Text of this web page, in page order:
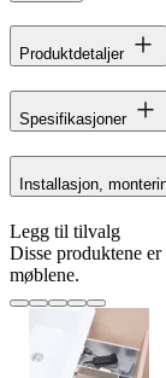
Produktdetaljer
Spesifikasjoner
Installasjon,
Legg til tilvalg
Disse produktene
møblene.